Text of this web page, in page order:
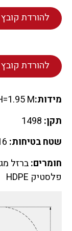
להורדת קובץ DWG
להורדת קובץ 3D
מידות:M
תקן:
שטח בטיחות:
חומרים:ברזל
פלסטיק HDPE